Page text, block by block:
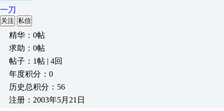
一刀
关注 私信
精华：0帖
求助：0帖
帖子：1帖 | 4回
年度积分：0
历史总积分：56
注册：2003年5月21日